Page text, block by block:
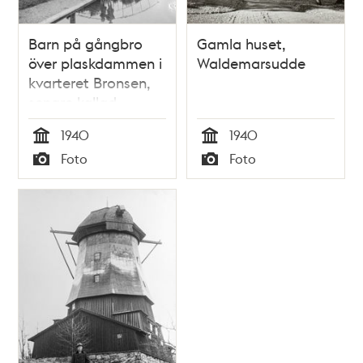
Barn på gångbro
över plaskdammen i
kvarteret Bronsen,
senare kallad
Tengdahlsparken. I
fonden skymtar
barnhemmet Eurenii
minne
Tid
1940
Typ
Foto
Gamla huset,
Waldemarsudde
Tid
1940
Typ
Foto